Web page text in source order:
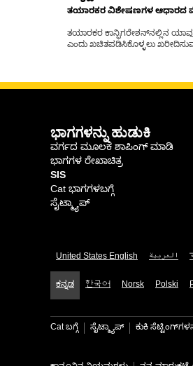
ತಯಾರಕರ ವಿಶೇಷಣಗಳ ಆಧಾರದ
ತಯಾರಕರ ಕಾನ್ಫಿಗರೇಶನ್‌ನಲ್ಲಿನ
ಎಂದು ಖಚಿತಪಡಿಸಿಕೊಳ್ಳಲು
ಭಾಗಗಳನ್ನು ಹುಡುಕಿ
ವರ್ಗದ ಮೂಲಕ ಶಾಪಿಂಗ್ ಮಾಡಿ
ಭಾಗಗಳ ರೇಖಾಚಿತ್ರ
SIS
Cat ಭಾಗಗಳಬಗ್ಗೆ
ಸೈಟ್ಮ್ಯಾಪ್
United States English العربية
ಕನ್ನಡ 한국어 Norsk Polski
Cat ಬಗ್ಗೆ ಸೈಟ್ಮ್ಯಾಪ್ ಕುಕಿ